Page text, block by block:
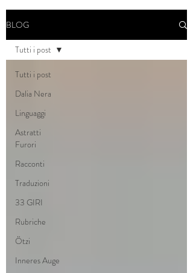
BLOG
Tutti i post
Dalia Nera
Linguaggi
Astratti
Furori
Racconti
Traduzioni
33 GIRI
Rubriche
Ötzi
Inneres Auge
Tutti i post